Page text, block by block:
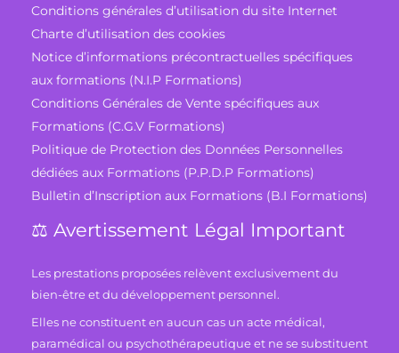
Conditions générales d’utilisation du site Internet
Charte d’utilisation des cookies
Notice d’informations précontractuelles spécifiques
aux formations (N.I.P Formations)
Conditions Générales de Vente spécifiques aux
Formations (C.G.V Formations)
Politique de Protection des Données Personnelles
dédiées aux Formations (P.P.D.P Formations)
Bulletin d’Inscription aux Formations (B.I Formations)
⚖️ Avertissement Légal Important
Les prestations proposées relèvent exclusivement du
bien-être et du développement personnel.
Elles ne constituent en aucun cas un acte médical,
paramédical ou psychothérapeutique et ne se substituent